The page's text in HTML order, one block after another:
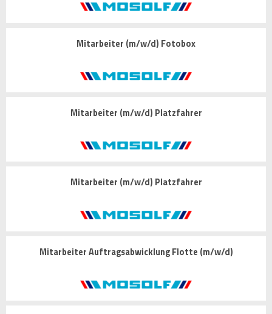
Mitarbeiter (m/w/d) Fotobox
Mitarbeiter (m/w/d) Platzfahrer
Mitarbeiter (m/w/d) Platzfahrer
Mitarbeiter Auftragsabwicklung Flotte (m/w/d)